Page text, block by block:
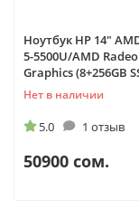
Ноутбук HP 14"
5-5500U/AMD
Graphics (8+256GB
Нет в наличии
5.0 1 отзыв
50900 сом.